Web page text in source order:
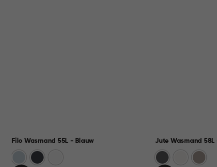
Filo Wasmand 55L - Blauw
BlauwAntraciet
Jute Wasmand
Antraciet Taupe